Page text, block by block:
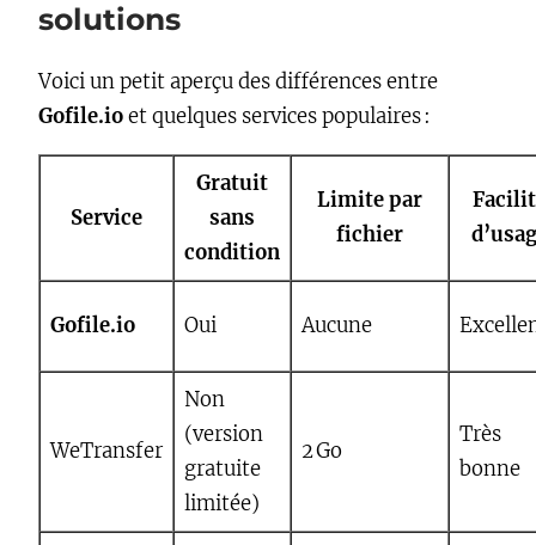
solutions
Voici un petit aperçu des différences entre
Gofile.ioet quelques services populaires :
Service
Gratuit
sans
condition
Limite par
fichier
Gofile.io Oui Aucune
WeTransfer
Non
(version
gratuite
limitée)
2 Go
Très
bonne